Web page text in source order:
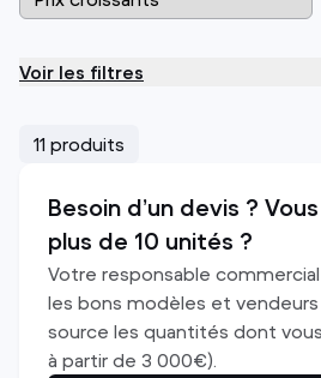
Voir les filtres
11 produits
Besoin d’un devis ?
plus de 10 unités ?
Votre responsable
les bons modèles et
source les quantités dont
à partir de 3 000€).